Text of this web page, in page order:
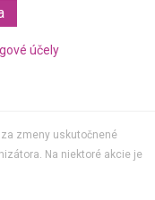
účely
zmeny uskutočnené
Na niektoré akcie je